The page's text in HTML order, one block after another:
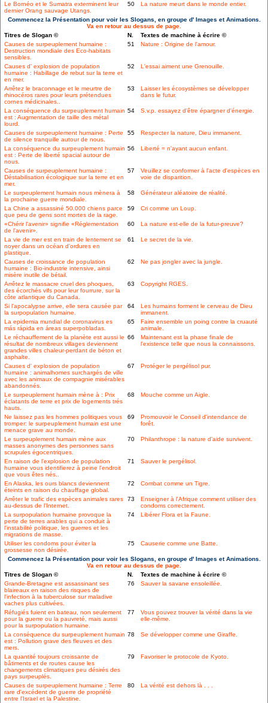
Le Bornéo et le Sumatra exterminent leur
dernier Orang sauvage Utangs.
50 La nature meurt dans le monde entier.
Commencez la Présentation pour voir les Slogans, en groupe d' Images et Animations.
Va en retour au dessus de page.
Titres de Slogan ©
N.
Textes de machine à écrire ©
Causes de surpeuplement humaine :
Destruction mondiale des Eco-habitats
sensibles.
51 Nature : Origine de l'amour.
Causes d' explosion de population
humaine : Habillage de rebut sur la terre et
en mer.
52 L'essai aiment une Grenouille.
Arrêtez le braconnage et le meurtre de
rhinocéros rares pour leurs prétendues
cornes médicinales..
53
Laisser les écosystèmes se développer
dans le futur.
La conséquence du surpeuplement humain
est : Augmentation de taille des métal
lourd.
54 S.v.p. essayez d'être épargner d'énergie.
Causes de surpeuplement humaine : Perte
de silence tranquille autour de nous.
55 Respecter la nature, Dieu immanent.
La conséquence du surpeuplement humain
est : Perte de liberté spacial autour de
nous.
56 Liberté = n'ayant aucun enfant.
Causes de surpeuplement humaine :
Déstabilisation écologique sur la terre et en
mer.
57
Veuillez se conformer à l'acte d'espèces en
voie de disparition.
Le surpeuplement humain nous mènera à
la prochaine guerre mondiale.
58 Générateur aléatoire de réalité.
La Chine a assassiné 50.000 chiens parce
que peu de gens sont mortes de la rage.
59 Cri comme un Loup.
«Chérir l'avenir» signifie «Réglementation
de l'avenir».
60 La nature est-elle de la futur-preuve?
La vie de mer est en train de lentement se
noyer dans un océan d'ordures en
plastique.
61 Le secret de la vie.
Causes de croissance de population
humaine : Bio-industrie intensive, ainsi
misère inutile de bétail.
62 Ne pas jongler avec la jungle.
Arrêtez le massacre cruel des phoques,
des écorchés vifs pour leur fourrure, sur la
côte atlantique du Canada.
63 Copyright RGES.
Si l'apocalypse arrive, elle sera causée par
la surpopulation humaine.
64
Les humains forment le cerveau de Dieu
immanent.
La epidemia mundial de coronavirus es
más rápida en áreas superpobladas.
65
Faire ensemble un poing contre la cruauté
animale.
Le réchauffement de la planète est aussi le
résultat de nombreux villages deviennent
grandes villes chaleur-perdant de béton et
asphalte.
66
Maintenant est la phase finale de
l'existence telle que nous la connaissons.
Causes d' explosion de population
humaine : animalhomes surchargés de ville
avec les animaux de compagnie misérables
abandonnés.
67 Protéger le pergélisol pur.
Le surpeuplement humain mène à : Prix
éclatants de terre et prix de logements trés
hauts.
68 Mouche comme un Aigle.
Ne laissez pas les hommes politiques vous
tromper: le surpeuplement humain est une
menace grave au monde.
69
Promouvoir le Conseil d'intendance de
forêt.
Le surpeuplement humain mène aux
masses anonymes des personnes sans
scrupules égocentriques.
70 Philanthrope : la nature d'aide survivent.
En raison de l'explosion de population
humaine vous identifierez à peine l'endroit
que vous êtes nés..
71 Sauver le pergélisol.
En Alaska, les ours blancs deviennent
éteints en raison du chauffage global.
72 Combat comme un Tigre.
Arrêter le trafic des espèces animales rares
au-dessus de l'Internet.
73
Enseigner à l'Afrique comment utiliser des
condoms correctement.
La surpopulation humaine provoque la
perte de terres arables qui a conduit à
l'instabilité politique, les guerres et les
migrations de masse.
74 Libérer Flora et la Faune.
Utiliser les condoms pour éviter la
grossesse non désirée.
75 Causerie comme une Batte.
Commencez la Présentation pour voir les Slogans, en groupe d' Images et Animations.
Va en retour au dessus de page.
Titres de Slogan ©
N.
Textes de machine à écrire ©
Grande-Bretagne est assassinant ses
blaireaux en raison des risques de
l'infection à la tuberculose sur maladive
vaches plus cultivées.
76 Sauver la savane ensoleillée.
Réfugiés fuient en bateau, non seulement
pour la guerre ou la pauvreté, mais aussi
pour la surpopulation humaine.
77
Vous pouvez trouver la vérité dans la vie
elle-même.
La conséquence du surpeuplement humain
est : Pollution grave des fleuves et des
mers.
78 Se développer comme une Giraffe.
La quantité toujours croissante de
bâtiments et de routes cause les
changements climatiques peu désirés des
pays surpeuplés.
79 Favoriser le protocole de Kyoto.
Causes de surpeuplement humaine : Terre
rare d'excédent de guerre de propriété
entre l'Israel et la Palestine.
80 La vérité est dehors là . . .